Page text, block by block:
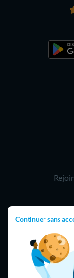
Continuer sans